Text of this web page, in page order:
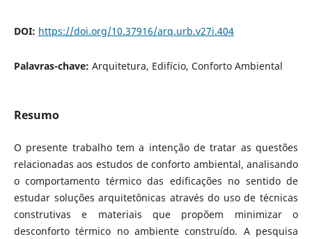
DOI: https://doi.org/10.37916/arq.urb.v27i.404
Palavras-chave: Arquitetura, Edifício, Conforto Ambiental
Resumo
O presente trabalho tem a intenção de tratar as questões
relacionadas aos estudos de conforto ambiental, analisando
o comportamento térmico das edificações no sentido de
estudar soluções arquitetônicas através do uso de técnicas
construtivas e materiais que propõem minimizar o
desconforto térmico no ambiente construído. A pesquisa